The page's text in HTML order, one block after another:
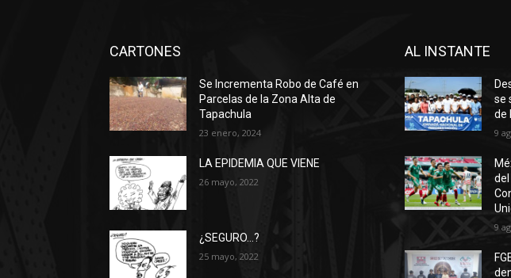
CARTONES
Se Incrementa Robo de Café en
Parcelas de la Zona Alta de
Tapachula
23 enero, 2024
LA EPIDEMIA QUE VIENE
26 mayo, 2022
¿SEGURO…?
25 mayo, 2022
AL INSTANTE
se
de
9
9